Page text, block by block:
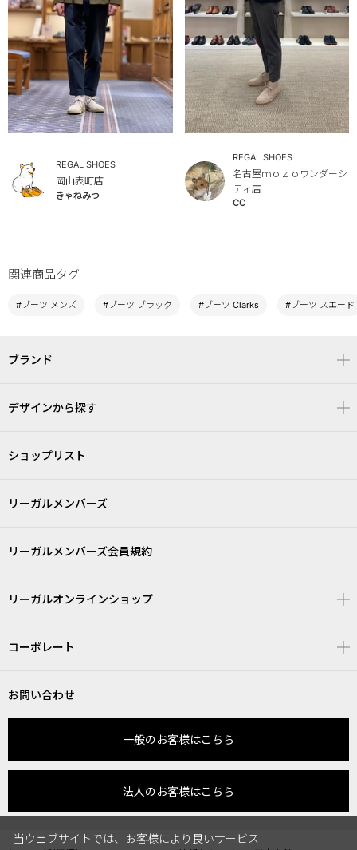
REGAL SHOES
岡山表町店
きゃねみつ
REGAL SHOES
名古屋ｍｏｚｏワンダーシ
ティ店
CC
関連商品タグ
#ブーツ メンズ #ブーツ ブラック #ブーツ Clarks #ブーツ スエード
ブランド
デザインから探す
ショップリスト
リーガルメンバーズ
リーガルメンバーズ会員規約
リーガルオンラインショップ
コーポレート
お問い合わせ
一般のお客様はこちら
法人のお客様はこちら
当ウェブサイトでは、お客様により良いサービス